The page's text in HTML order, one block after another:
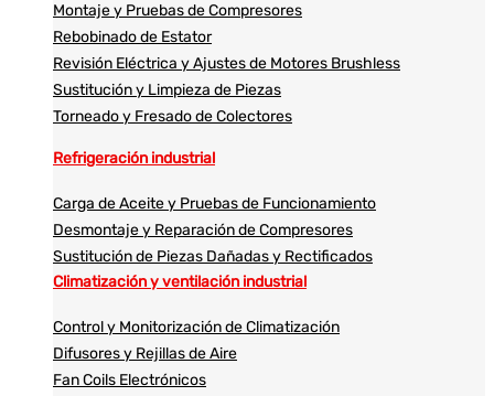
Montaje y Pruebas de Compresores
Rebobinado de Estator
Revisión Eléctrica y Ajustes de Motores Brushless
Sustitución y Limpieza de Piezas
Torneado y Fresado de Colectores
Refrigeración industrial
Carga de Aceite y Pruebas de Funcionamiento
Desmontaje y Reparación de Compresores
Sustitución de Piezas Dañadas y Rectificados
Climatización y ventilación industrial
Control y Monitorización de Climatización
Difusores y Rejillas de Aire
Fan Coils Electrónicos